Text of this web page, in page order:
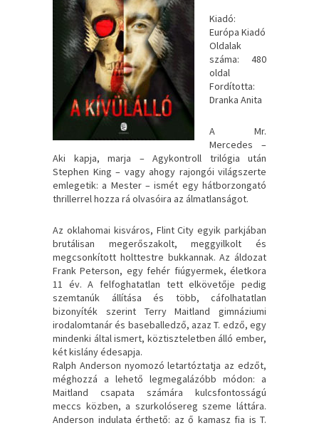
Kiadó:
Európa Kiadó
Oldalak
száma: 480
oldal
Fordította:
Dranka Anita
A ​Mr.
Mercedes –
Aki kapja, marja – Agykontroll trilógia után
Stephen King – vagy ahogy rajongói világszerte
emlegetik: a Mester – ismét egy hátborzongató
thrillerrel hozza rá olvasóira az álmatlanságot.
Az oklahomai kisváros, Flint City egyik parkjában
brutálisan megerőszakolt, meggyilkolt és
megcsonkított holttestre bukkannak. Az áldozat
Frank Peterson, egy fehér fiúgyermek, életkora
11 év. A felfoghatatlan tett elkövetője pedig
szemtanúk állítása és több, cáfolhatatlan
bizonyíték szerint Terry Maitland gimnáziumi
irodalomtanár és baseballedző, azaz T. edző, egy
mindenki által ismert, köztiszteletben álló ember,
két kislány édesapja.
Ralph Anderson nyomozó letartóztatja az edzőt,
méghozzá a lehető legmegalázóbb módon: a
Maitland csapata számára kulcsfontosságú
meccs közben, a szurkolósereg szeme láttára.
Anderson indulata érthető: az ő kamasz fia is T.